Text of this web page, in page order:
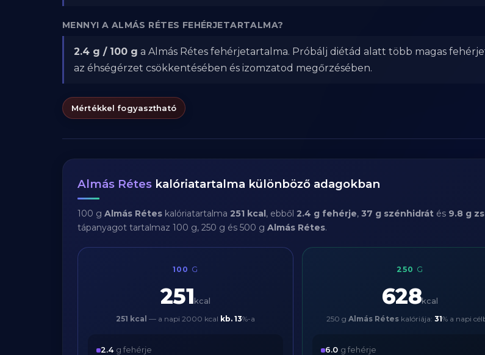
MENNYI A ALMÁS RÉTES FEHÉRJETARTALMA?
2.4 g / 100 g a Almás Rétes fehérjetartalma. Próbálj diétád alatt több magas
az éhségérzet csökkentésében és izomzatod megőrzésében.
Mértékkel fogyasztható
Almás Rétes kalóriatartalma különböző adagokban
100 g Almás Rétes kalóriatartalma 251 kcal, ebből 2.4 g fehérje, 37 g szénhidrát és 9.8 g
tápanyagot tartalmaz 100 g, 250 g és 500 g Almás Rétes.
100 G
251 kcal
251 kcal — a napi 2000 kcal kb. 13%-a
2.4 g fehérje
250 G
628kcal
250 g Almás Rétes kalóriája: 31% a napi
6.0 g fehérje